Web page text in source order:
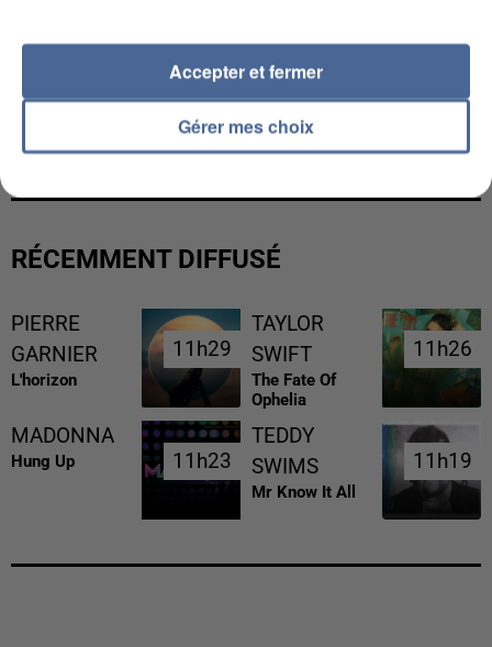
LES DONNÉES DE 300 000 CLIENTS DÉROBÉES À
INTERMARCHÉ APRÈS UNE...
RÉCEMMENT DIFFUSÉ
PIERRE
GARNIER
L'horizon
11h29
11h29
TAYLOR
SWIFT
The Fate Of
Ophelia
11h26
11h26
MADONNA
Hung Up 11h23
11h23
TEDDY
SWIMS
Mr Know It All
11h19
11h19
Gérer mes choix
Accepter et fermer